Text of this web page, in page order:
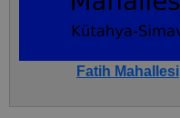
Fatih Mahallesi